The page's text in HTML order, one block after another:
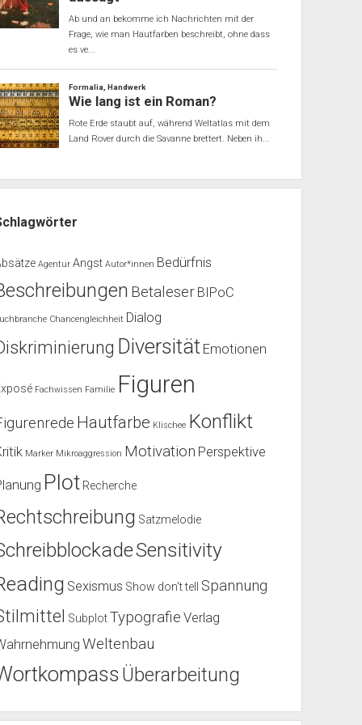
Agentur Angst Autor*innen Bedürfnis
Betaleser BIPoC
Chancengleichheit Dialog
Diversität Emotionen
Fachwissen Familie Figuren
Hautfarbe Klischee Konflikt
Marker Mikroaggression Motivation Perspektive
Plot Recherche
Satzmelodie
Sensitivity
Sexismus Show don't tell Spannung
Subplot Typografie Verlag
Weltenbau
Überarbeitung